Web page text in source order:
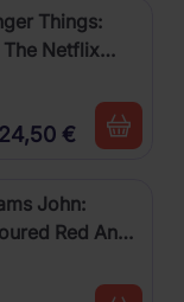
Things:
Netflix
24,50 €
John:
Red And